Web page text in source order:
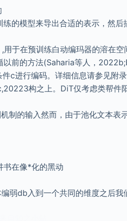
的模型来导出合适的表示，然后
于在预训练白动编玛器的溶在空
以前的方法(Saharia等人，
c进行编码。详细信息请参见附
构之上。DiT仅考虑类帮件
制的输入然而，由于池化文本表
书在像*化的黑动
弱db入到一个共同的维度之后我